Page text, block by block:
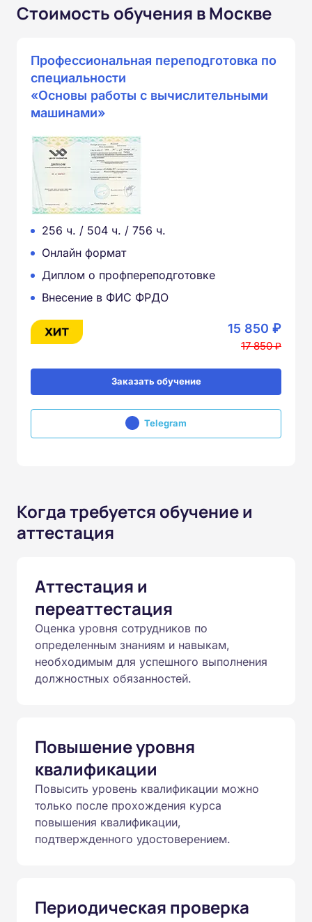
Стоимость обучения в Москве
Профессиональная переподготовка по
специальности
«Основы работы с вычислительными
машинами»
256 ч. / 504 ч. / 756 ч.
Онлайн формат
Диплом о профпереподготовке
Внесение в ФИС ФРДО
15 850 ₽
17 850 ₽
Заказать обучение
Telegram
Когда требуется обучение и
аттестация
Аттестация и
переаттестация
Оценка уровня сотрудников по
определенным знаниям и навыкам,
необходимым для успешного выполнения
должностных обязанностей.
Повышение уровня
квалификации
Повысить уровень квалификации можно
только после прохождения курса
повышения квалификации,
подтвержденного удостоверением.
Периодическая проверка